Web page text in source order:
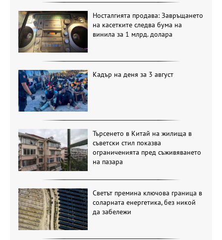
Носталгията продава: Завръщането
на касетките следва бума на
винила за 1 млрд. долара
Кадър на деня за 3 август
Търсенето в Китай на жилища в
съветски стил показва
ограниченията пред съживяването
на пазара
Светът премина ключова граница в
соларната енергетика, без никой
да забележи